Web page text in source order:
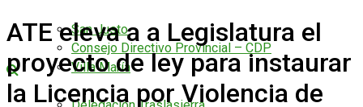
San Justo
Villa María
Consejo Directivo Provincial – CDP
ATE eleva a a Legislatura el
proyecto de ley para instaurar
la Licencia por Violencia de